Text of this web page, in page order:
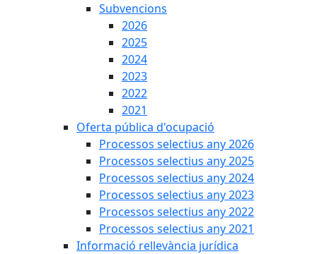
Subvencions
2026
2025
2024
2023
2022
2021
Oferta pública d'ocupació
Processos selectius any 2026
Processos selectius any 2025
Processos selectius any 2024
Processos selectius any 2023
Processos selectius any 2022
Processos selectius any 2021
Informació rellevància jurídica